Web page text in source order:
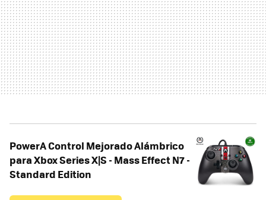
PowerA Control Mejorado Alámbrico
para Xbox Series X|S - Mass Effect N7 -
Standard Edition